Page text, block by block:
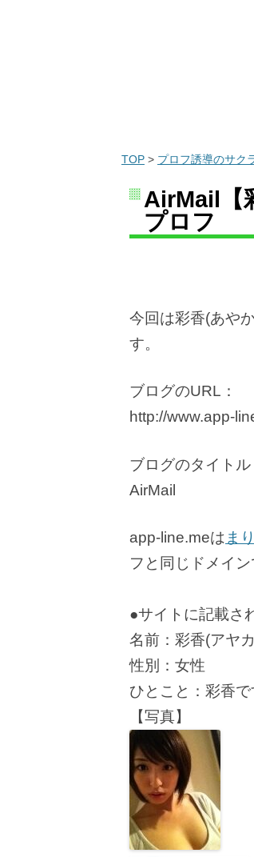
TOP > プロフ誘導のサク
AirMail【
プロフ
今回は彩香(あや
す。
ブログのURL：
http://www.app-
ブログのタイトル
AirMail
app-line.meはま
フと同じドメイ
●サイトに記載さ
名前：彩香(アヤ
性別：女性
ひとこと：彩香
【写真】